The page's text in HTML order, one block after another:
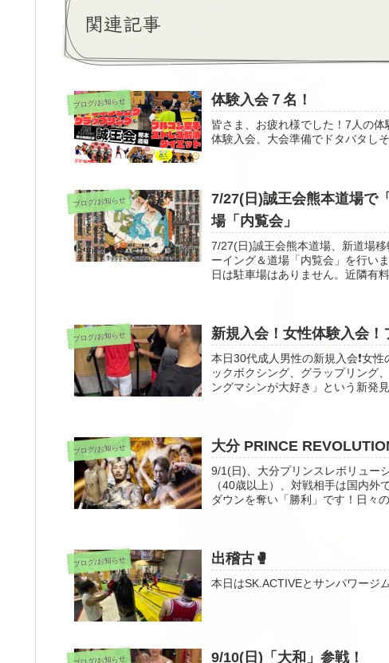
関連記事
ブログ/お知らせ 体験入会７名！
皆さま、お疲れ様でした！7人の
体験入会、大会準備でドタバタし
ブログ/お知らせ
7/27(日)誠王会熊本道場で
場「内覧会」
7/27(日)誠王会熊本道場、新道場
ーイング＆道場「内覧会」を行い
日は駐車場はありません。近隣有
ブログ/お知らせ 新規入会！女性体験入会
本日30代成人男性の新規入会❗️女
ックボクシング、グラップリング
ングマシンが大好き」という新発
ブログ/お知らせ 大分 PRINCE
9/1(日)、大分プリンスレボリュー
（40歳以上）、対戦相手は国内
ダウンを奪い「勝利」です！日々
ブログ/お知らせ 出稽古🥊
本日はSK.ACTIVEとサンパワージ
ブログ/お知らせ 9/10(日)「大和」参戦！